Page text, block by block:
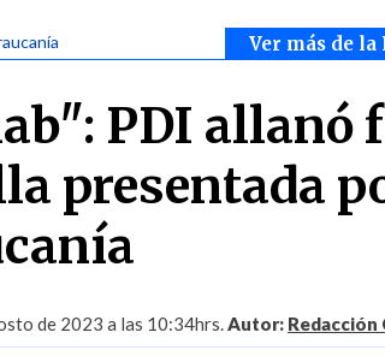
Ver más de la
PDI allanó
presentada
de 2023 a las 10:34hrs.Autor: Redacción